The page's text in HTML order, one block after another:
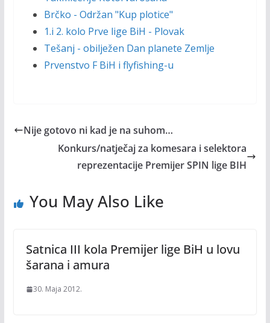
Brčko - Održan "Kup plotice"
1.i 2. kolo Prve lige BiH - Plovak
Tešanj - obilježen Dan planete Zemlje
Prvenstvo F BiH i flyfishing-u
Nije gotovo ni kad je na suhom…
Konkurs/natječaj za komesara i selektora
reprezentacije Premijer SPIN lige BIH
You May Also Like
Satnica III kola Premijer lige BiH u lovu
šarana i amura
30. Maja 2012.